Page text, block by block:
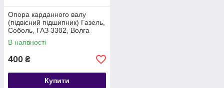
Опора карданного валу
(підвісний підшипник) Газель,
Соболь, ГАЗ 3302, Волга
нового зразка (пр-во
Арзамас)
В наявності
400 ₴
Купити